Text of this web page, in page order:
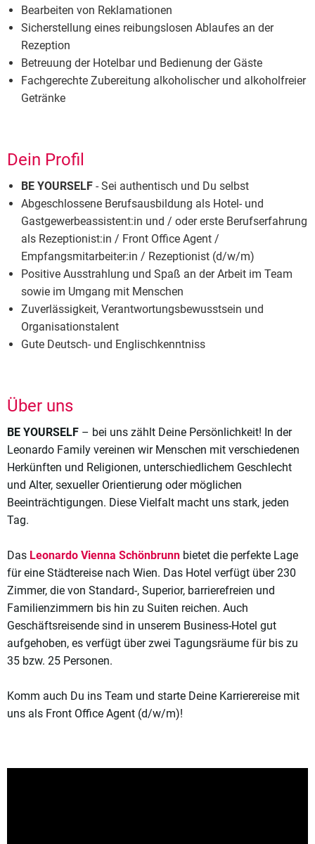
Über uns
BE YOURSELF – bei uns zählt Deine Persönlichkeit! In der
Leonardo Family vereinen wir Menschen mit verschiedenen
Herkünften und Religionen, unterschiedlichem Geschlecht
und Alter, sexueller Orientierung oder möglichen
Beeinträchtigungen. Diese Vielfalt macht uns stark, jeden
Tag.
Das Leonardo Vienna Schönbrunn bietet die perfekte Lage
für eine Städtereise nach Wien. Das Hotel verfügt über 230
Zimmer, die von Standard-, Superior, barrierefreien und
Familienzimmern bis hin zu Suiten reichen. Auch
Geschäftsreisende sind in unserem Business-Hotel gut
aufgehoben, es verfügt über zwei Tagungsräume für bis zu
35 bzw. 25 Personen.
Komm auch Du ins Team und starte Deine Karrierereise mit
uns als Front Office Agent (d/w/m)!
Bearbeiten von Reklamationen
Sicherstellung eines reibungslosen Ablaufes an der
Rezeption
Betreuung der Hotelbar und Bedienung der Gäste
Fachgerechte Zubereitung alkoholischer und alkoholfreier
Getränke
Dein Profil
BE YOURSELF - Sei authentisch und Du selbst
Abgeschlossene Berufsausbildung als Hotel- und
Gastgewerbeassistent:in und / oder erste Berufserfahrung
als Rezeptionist:in / Front Office Agent /
Empfangsmitarbeiter:in / Rezeptionist (d/w/m)
Positive Ausstrahlung und Spaß an der Arbeit im Team
sowie im Umgang mit Menschen
Zuverlässigkeit, Verantwortungsbewusstsein und
Organisationstalent
Gute Deutsch- und Englischkenntniss